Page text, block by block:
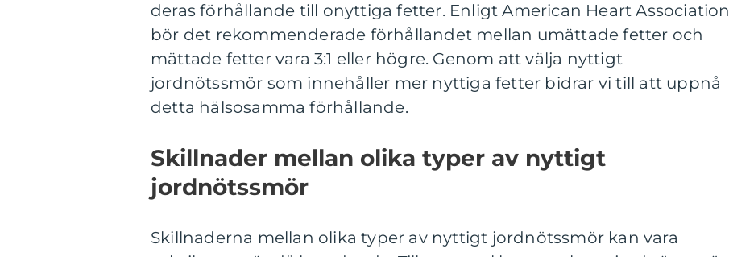
deras förhållande till onyttiga fetter. Enligt American Heart Association
bör det rekommenderade förhållandet mellan umättade fetter och
mättade fetter vara 3:1 eller högre. Genom att välja nyttigt
jordnötssmör som innehåller mer nyttiga fetter bidrar vi till att uppnå
detta hälsosamma förhållande.
Skillnader mellan olika typer av nyttigt
jordnötssmör
Skillnaderna mellan olika typer av nyttigt jordnötssmör kan vara